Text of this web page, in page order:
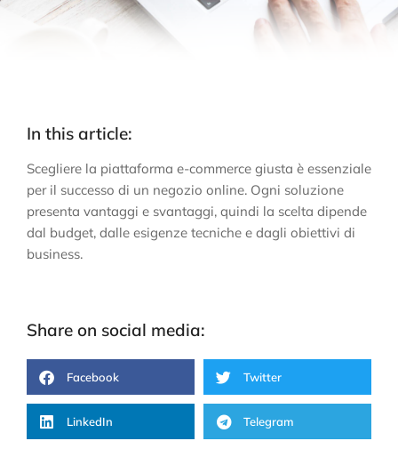
In this article:
Scegliere la piattaforma e-commerce giusta è essenziale
per il successo di un negozio online. Ogni soluzione
presenta vantaggi e svantaggi, quindi la scelta dipende
dal budget, dalle esigenze tecniche e dagli obiettivi di
business.
Share on social media:
Facebook Twitter
LinkedIn Telegram